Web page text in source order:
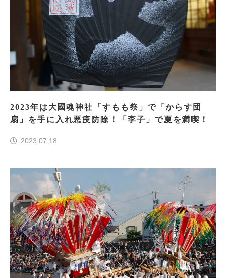
2023年は大國魂神社「すもも祭」で「からす団
扇」を手に入れ悪疫防除！「李子」で夏を満喫！
2023.07.18